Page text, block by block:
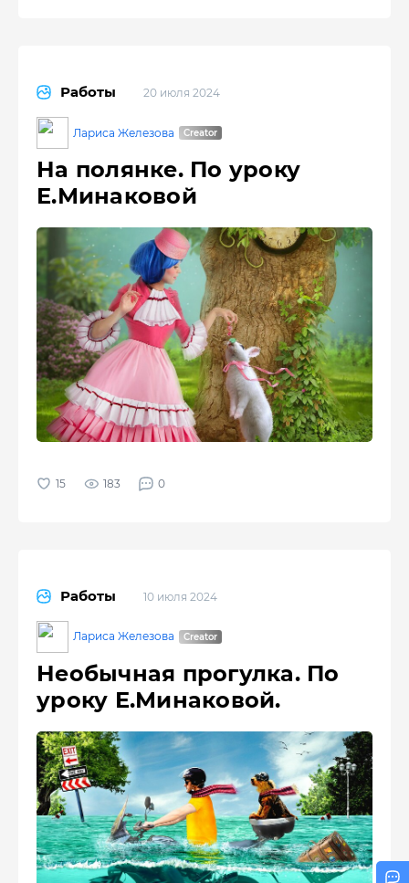
Работы 20 июля 2024
Лариса Железова
На полянке. По уроку
Е.Минаковой
183 0
Работы 10 июля 2024
Лариса Железова
Необычная прогулка. По
уроку Е.Минаковой.